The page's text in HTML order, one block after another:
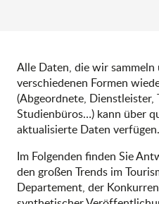
Alle Daten, die wir
verschiedenen Formen
(Abgeordnete, Dienstleister,
Studienbüros…) kann über
aktualisierte Daten verfügen.
Im Folgenden finden Sie
den großen Trends im
Departement, der